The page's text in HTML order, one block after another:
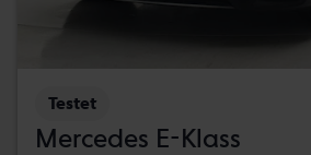
Testet
Mercedes E-Klass